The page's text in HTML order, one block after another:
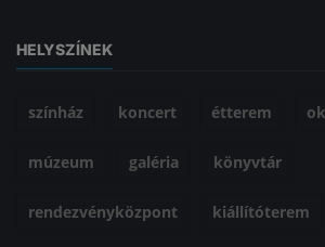
HELYSZÍNEK
színház koncert étterem
múzeum galéria könyvtár
rendezvényközpont kiállítóterem